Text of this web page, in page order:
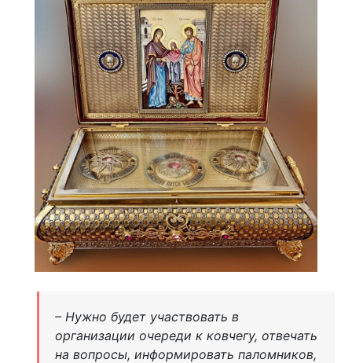
– Нужно будет участвовать в
организации очереди к ковчегу, отвечать
на вопросы, информировать паломников,